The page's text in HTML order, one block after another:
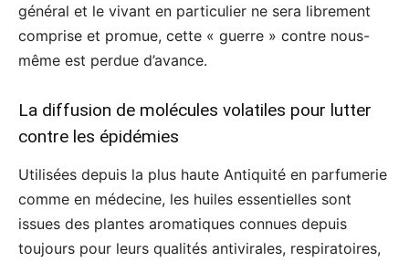
général et le vivant en particulier ne sera librement
comprise et promue, cette « guerre » contre nous-
même est perdue d’avance.
La diffusion de molécules volatiles pour lutter
contre les épidémies
Utilisées depuis la plus haute Antiquité en parfumerie
comme en médecine, les huiles essentielles sont
issues des plantes aromatiques connues depuis
toujours pour leurs qualités antivirales, respiratoires,